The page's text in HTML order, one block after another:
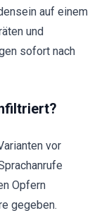
auf einem
und
sofort nach
vor
Opfern
gegeben.